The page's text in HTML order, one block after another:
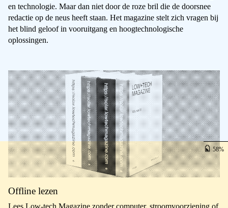
58
en technologie. Maar dan niet door de roze bril die de doorsnee
redactie op de neus heeft staan. Het magazine stelt zich vragen bij
het blind geloof in vooruitgang en hoogtechnologische
oplossingen.
Offline lezen
Lees Low-tech Magazine zonder computer, stroomvoorziening of